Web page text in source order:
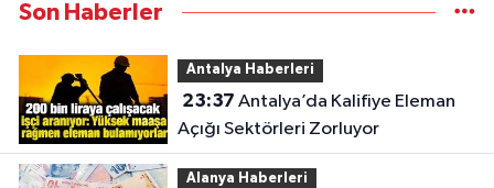
Son Haberler
Antalya Haberleri
23:37
Açığı Sektörleri Zorluyor
Alanya Haberleri